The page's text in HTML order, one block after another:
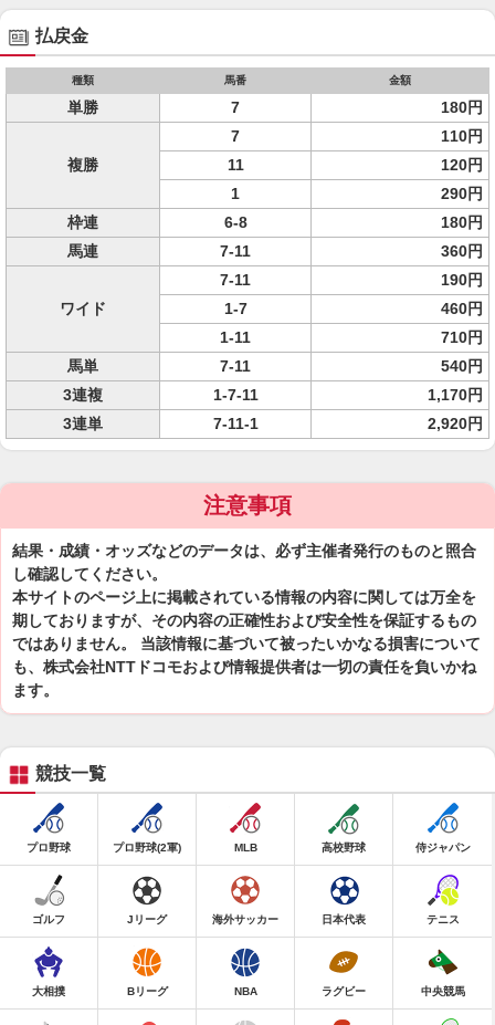
払戻金
種類 馬番 金額
単勝 7 180円
複勝
7
110円
11
120円
1
290円
枠連
6-8
180円
馬連
7-11 360円
ワイド
7-11
190円
1-7
460円
1-11
710円
馬単
7-11
540円
3連複
1-7-11
1,170円
3連単
7-11-1 2,920円
注意事項
結果・成績・オッズなどのデータは、必ず主催者発行のものと照合
し確認してください。
本サイトのページ上に掲載されている情報の内容に関しては万全を
期しておりますが、その内容の正確性および安全性を保証するもの
ではありません。 当該情報に基づいて被ったいかなる損害について
も、株式会社NTTドコモおよび情報提供者は一切の責任を負いかね
ます。
競技一覧
プロ野球 プロ野球(2軍) MLB 高校野球 侍ジャパン
ゴルフ Jリーグ 海外サッカー 日本代表 テニス
大相撲 Bリーグ NBA ラグビー 中央競馬